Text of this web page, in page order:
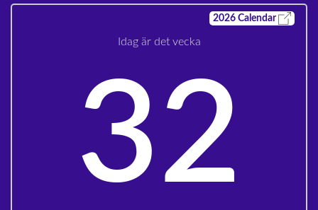
2026 Calendar
Idag är det vecka
32